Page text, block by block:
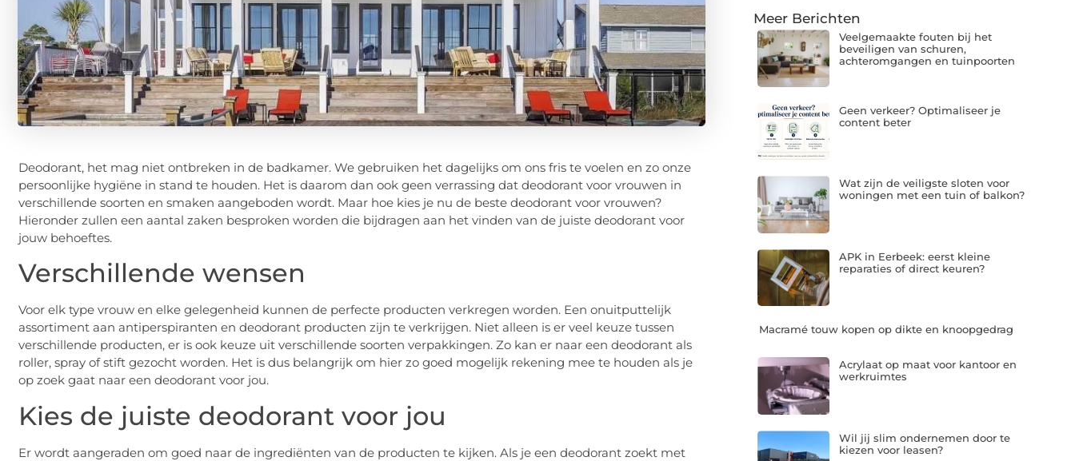
Deodorant, het mag niet ontbreken in de badkamer. We gebruiken het dagelijks om ons fris te voelen en zo onze
persoonlijke hygiëne in stand te houden. Het is daarom dan ook geen verrassing dat deodorant voor vrouwen in
verschillende soorten en smaken aangeboden wordt. Maar hoe kies je nu de beste deodorant voor vrouwen?
Hieronder zullen een aantal zaken besproken worden die bijdragen aan het vinden van de juiste deodorant voor
jouw behoeftes.
Verschillende wensen
Voor elk type vrouw en elke gelegenheid kunnen de perfecte producten verkregen worden. Een onuitputtelijk
assortiment aan antiperspiranten en deodorant producten zijn te verkrijgen. Niet alleen is er veel keuze tussen
verschillende producten, er is ook keuze uit verschillende soorten verpakkingen. Zo kan er naar een deodorant als
roller, spray of stift gezocht worden. Het is dus belangrijk om hier zo goed mogelijk rekening mee te houden als je
op zoek gaat naar een deodorant voor jou.
Kies de juiste deodorant voor jou
Er wordt aangeraden om goed naar de ingrediënten van de producten te kijken. Als je een deodorant zoekt met
Meer Berichten
Veelgemaakte fouten bij het
beveiligen van schuren,
achteromgangen en tuinpoorten
Geen verkeer? Optimaliseer je
content beter
Wat zijn de veiligste sloten voor
woningen met een tuin of balkon?
APK in Eerbeek: eerst kleine
reparaties of direct keuren?
Macramé touw kopen op dikte en knoopgedrag
Acrylaat op maat voor kantoor en
werkruimtes
Wil jij slim ondernemen door te
kiezen voor leasen?